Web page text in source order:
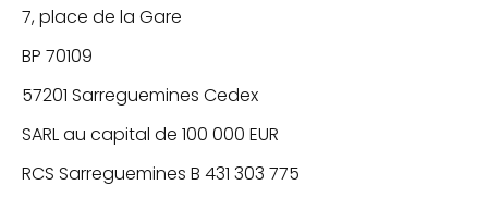
7, place de la Gare
BP 70109
57201 Sarreguemines Cedex
SARL au capital de 100 000 EUR
RCS Sarreguemines B 431 303 775